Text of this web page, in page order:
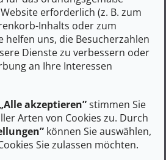
erforderlich (z. B. zum
Inhalts oder zum
helfen uns, die Besucherzahlen
Dienste zu verbessern oder
an Ihre Interessen
„Alle akzeptieren”stimmen Sie
Arten von Cookies zu. Durch
können Sie auswählen,
Sie zulassen möchten.
MAIPOS SUEDE MTX
hell - beige
Auf Lager
Veloursleder mit Mer-Tex-
Die anatomisch geformte
bei Stadtspaziergängen und